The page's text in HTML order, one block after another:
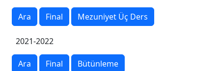
Ara Final Mezuniyet Üç Ders
2021-2022
Ara Final Bütünleme